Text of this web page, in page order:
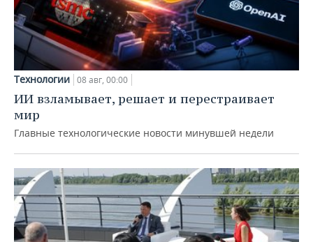
Технологии 08 авг, 00:00
ИИ взламывает, решает и перестраивает
мир
Главные технологические новости минувшей недели